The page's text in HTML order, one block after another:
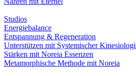
Studios
Energiebalance
Entspannung & Regeneration
Unterstützen mit Systemischer
Stärken mit Noreia Essenzen
Metamorphische Methode mit Noreia